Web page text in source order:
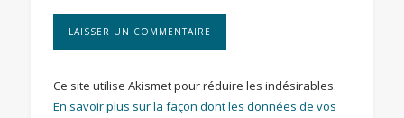
Ce site utilise Akismet pour réduire les indésirables.
En savoir plus sur la façon dont les données de vos